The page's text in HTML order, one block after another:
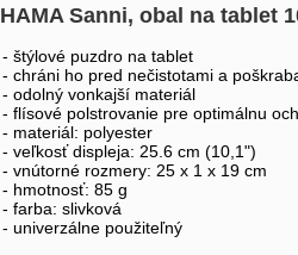
HAMA Sanni, obal na tablet
- štýlové puzdro na tablet
- chráni ho pred nečistotami a
- odolný vonkajší materiál
- flísové polstrovanie pre optimálnu
- materiál: polyester
- veľkosť displeja: 25.6 cm (10,1")
- vnútorné rozmery: 25 x 1 x 19 cm
- hmotnosť: 85 g
- farba: slivková
- univerzálne použiteľný